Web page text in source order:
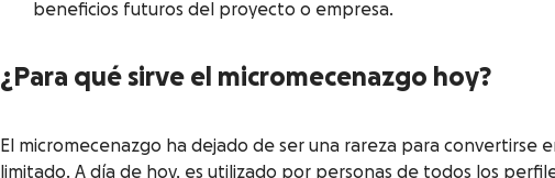
beneficios futuros del proyecto o empresa.
¿Para qué sirve el micromecenazgo hoy?
El micromecenazgo ha dejado de ser una rareza para
limitado. A día de hoy, es utilizado por personas de todos los